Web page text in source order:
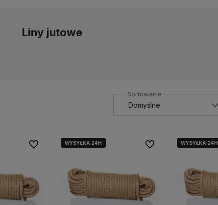
Liny jutowe
Do ulubionychWYSYŁKA 24H Do ulubionychWYSYŁKA 24H